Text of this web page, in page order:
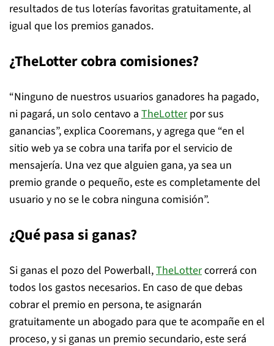
resultados de tus loterías favoritas gratuitamente, al
igual que los premios ganados.
¿TheLotter cobra comisiones?
“Ninguno de nuestros usuarios ganadores ha pagado,
ni pagará, un solo centavo a TheLotterpor sus
ganancias”, explica Cooremans, y agrega que “en el
sitio web ya se cobra una tarifa por el servicio de
mensajería. Una vez que alguien gana, ya sea un
premio grande o pequeño, este es completamente del
usuario y no se le cobra ninguna comisión”.
¿Qué pasa si ganas?
Si ganas el pozo del Powerball,TheLottercorrerá con
todos los gastos necesarios. En caso de que debas
cobrar el premio en persona, te asignarán
gratuitamente un abogado para que te acompañe en el
proceso, y si ganas un premio secundario, este será